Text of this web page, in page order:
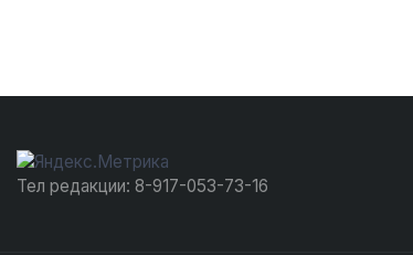
Тел редакции: 8-917-053-73-16